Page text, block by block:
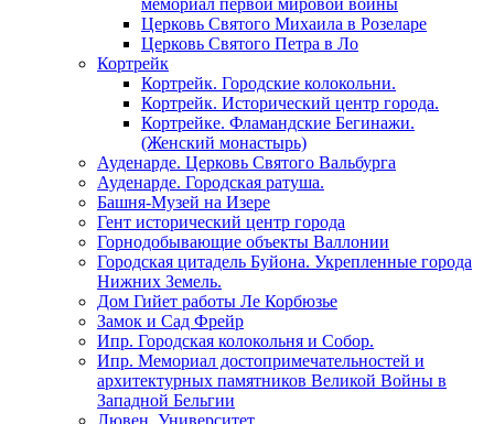
мемориал первой мировой войны
Церковь Святого Михаила в Розеларе
Церковь Святого Петра в Ло
Кортрейк
Кортрейк. Городские колокольни.
Кортрейк. Исторический центр города.
Кортрейке. Фламандские Бегинажи.
(Женский монастырь)
Ауденарде. Церковь Святого Вальбурга
Ауденарде. Городская ратуша.
Башня-Музей на Изере
Гент исторический центр города
Горнодобывающие объекты Валлонии
Городская цитадель Буйона. Укрепленные города
Нижних Земель.
Дом Гийет работы Ле Корбюзье
Замок и Сад Фрейр
Ипр. Городская колокольня и Собор.
Ипр. Мемориал достопримечательностей и
архитектурных памятников Великой Войны в
Западной Бельгии
Лювен. Университет